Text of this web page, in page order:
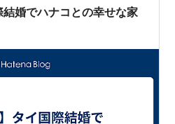
婚の手続き タイ人と国際結婚
とタイの両国で行う…
結婚でハナコとの幸せな家